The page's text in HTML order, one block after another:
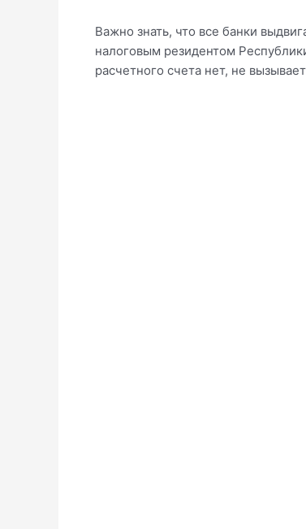
Важно знать, что все банки
налоговым резидентом
расчетного счета нет, не